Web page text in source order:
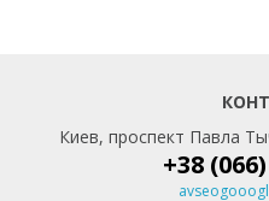
Киев, проспект Павла
+38